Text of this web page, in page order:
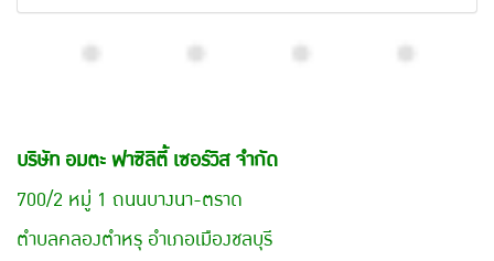
บริษัท อมตะ ฟาซิลิตี้ เซอร์วิส จำกัด
700/2 หมู่ 1 ถนนบางนา-ตราด
ตำบลคลองตำหรุ อำเภอเมืองชลบุรี